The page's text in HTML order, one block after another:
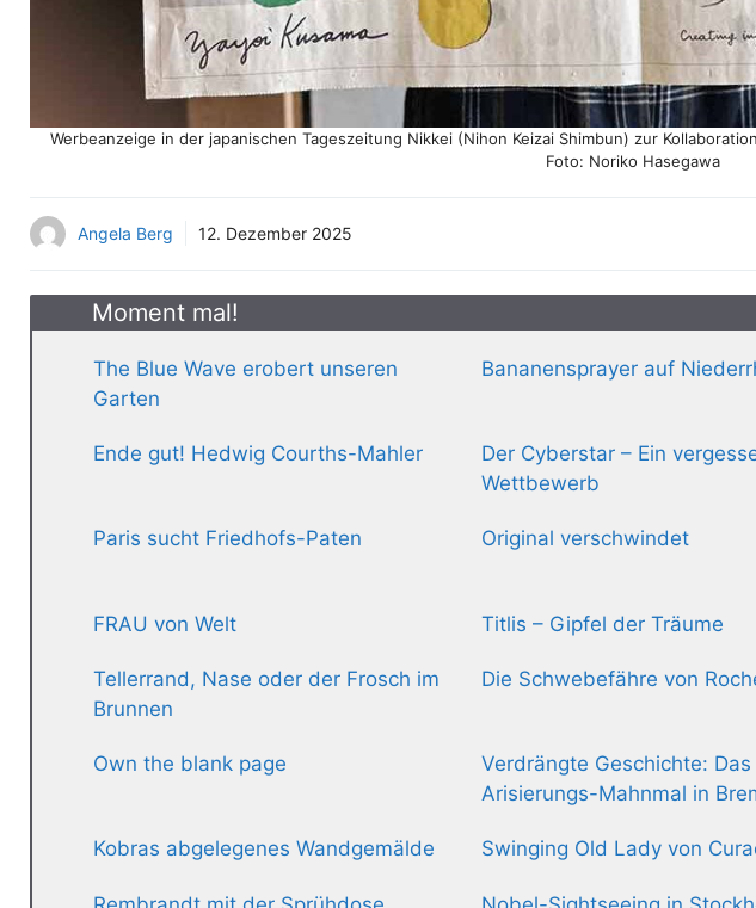
Werbeanzeige in der japanischen Tageszeitung Nikkei (Nihon Keizai Shimbun) zur
Foto: Noriko Hasegawa
Angela Berg 12. Dezember 2025
Moment mal!
The Blue Wave erobert unseren
Garten
Bananensprayer auf
Ende gut! Hedwig Courths-Mahler
Der Cyberstar – Ein
Wettbewerb
Paris sucht Friedhofs-Paten Original verschwindet
FRAU von Welt Titlis – Gipfel der Träume
Tellerrand, Nase oder der Frosch im
Brunnen
Die Schwebefähre von
Own the blank page
Verdrängte Geschichte: Das
Arisierungs-Mahnmal in
Kobras abgelegenes Wandgemälde Swinging Old Lady von